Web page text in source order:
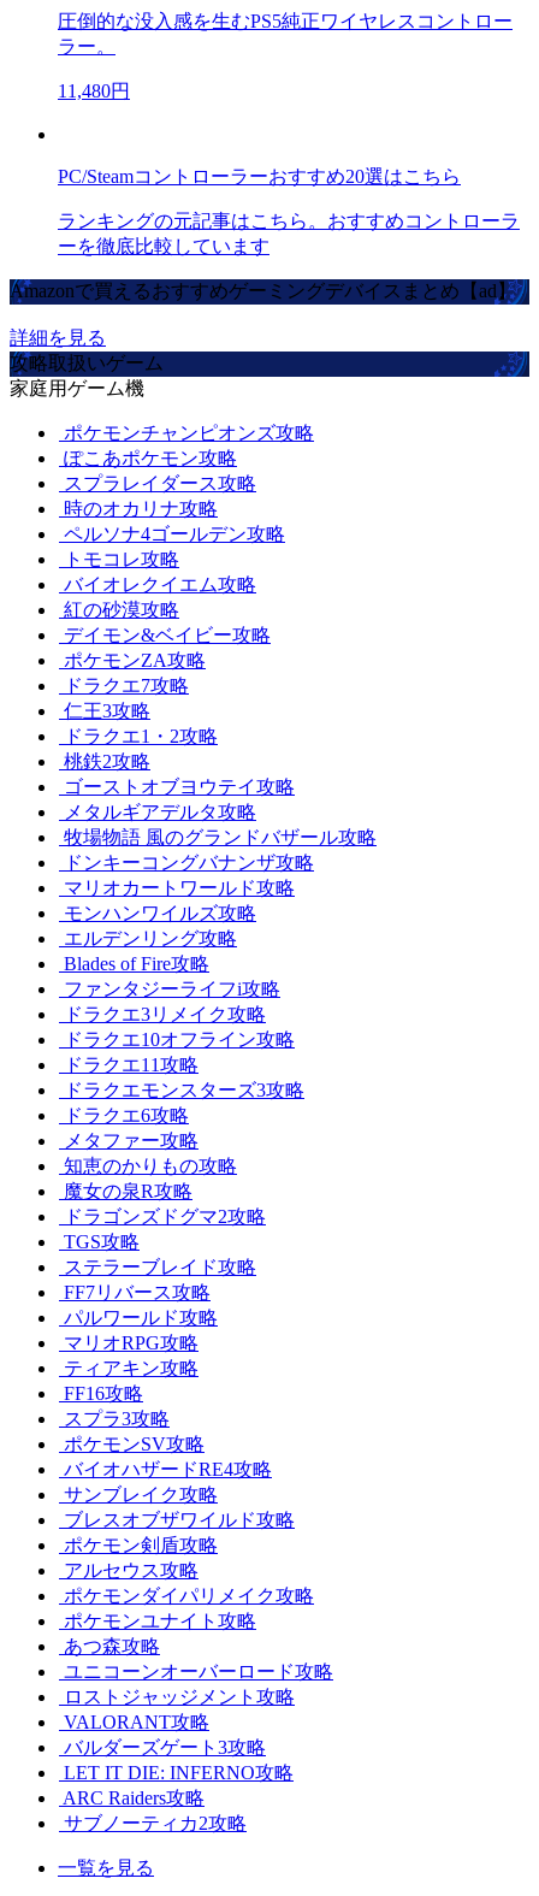
圧倒的な没入感を生むPS5純正ワイヤレスコントロー
ラー。
11,480円
PC/Steamコントローラーおすすめ20選はこちら
ランキングの元記事はこちら。おすすめコントローラ
ーを徹底比較しています
Amazonで買えるおすすめゲーミングデバイスまとめ【ad】
詳細を見る
攻略取扱いゲーム
家庭用ゲーム機
ポケモンチャンピオンズ攻略
ぽこあポケモン攻略
スプラレイダース攻略
時のオカリナ攻略
ペルソナ4ゴールデン攻略
トモコレ攻略
バイオレクイエム攻略
紅の砂漠攻略
デイモン&ベイビー攻略
ポケモンZA攻略
ドラクエ7攻略
仁王3攻略
ドラクエ1・2攻略
桃鉄2攻略
ゴーストオブヨウテイ攻略
メタルギアデルタ攻略
牧場物語 風のグランドバザール攻略
ドンキーコングバナンザ攻略
マリオカートワールド攻略
モンハンワイルズ攻略
エルデンリング攻略
Blades of Fire攻略
ファンタジーライフi攻略
ドラクエ3リメイク攻略
ドラクエ10オフライン攻略
ドラクエ11攻略
ドラクエモンスターズ3攻略
ドラクエ6攻略
メタファー攻略
知恵のかりもの攻略
魔女の泉R攻略
ドラゴンズドグマ2攻略
TGS攻略
ステラーブレイド攻略
FF7リバース攻略
パルワールド攻略
マリオRPG攻略
ティアキン攻略
FF16攻略
スプラ3攻略
ポケモンSV攻略
バイオハザードRE4攻略
サンブレイク攻略
ブレスオブザワイルド攻略
ポケモン剣盾攻略
アルセウス攻略
ポケモンダイパリメイク攻略
ポケモンユナイト攻略
あつ森攻略
ユニコーンオーバーロード攻略
ロストジャッジメント攻略
VALORANT攻略
バルダーズゲート3攻略
LET IT DIE: INFERNO攻略
ARC Raiders攻略
サブノーティカ2攻略
一覧を見る